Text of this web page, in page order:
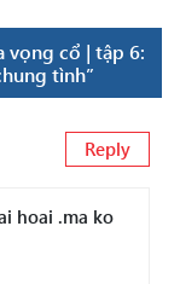
vọng cổ | tập 6:
tình”
Reply
hoai .ma ko